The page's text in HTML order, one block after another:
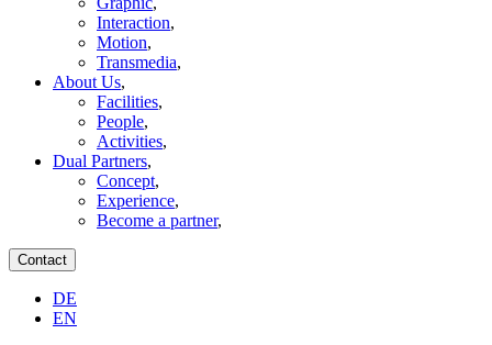
Interaction,
Motion,
Transmedia,
About Us,
Facilities,
People,
Activities,
Dual Partners,
Concept,
Experience,
Become a partner,
Contact
DE
EN